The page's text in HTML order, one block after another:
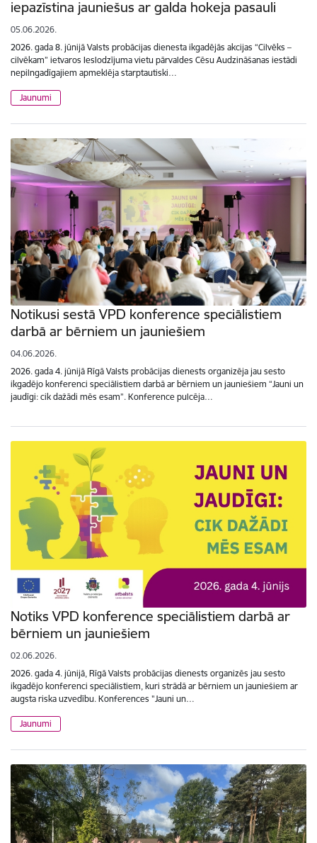
iepazīstina jauniešus ar galda hokeja pasauli
05.06.2026.
2026. gada 8. jūnijā Valsts probācijas dienesta ikgadējās akcijas “Cilvēks –
cilvēkam” ietvaros Ieslodzījuma vietu pārvaldes Cēsu Audzināšanas iestādi
nepilngadīgajiem apmeklēja starptautiski…
Jaunumi
Notikusi sestā VPD konference speciālistiem
darbā ar bērniem un jauniešiem
04.06.2026.
2026. gada 4. jūnijā Rīgā Valsts probācijas dienests organizēja jau sesto
ikgadējo konferenci speciālistiem darbā ar bērniem un jauniešiem “Jauni un
jaudīgi: cik dažādi mēs esam”. Konference pulcēja…
Notiks VPD konference speciālistiem darbā ar
bērniem un jauniešiem
02.06.2026.
2026. gada 4. jūnijā, Rīgā Valsts probācijas dienests organizēs jau sesto
ikgadējo konferenci speciālistiem, kuri strādā ar bērniem un jauniešiem ar
augsta riska uzvedību. Konferences "Jauni un…
Jaunumi